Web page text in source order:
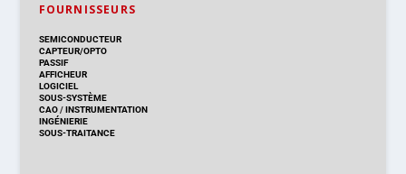
FOURNISSEURS
SEMICONDUCTEUR
CAPTEUR/OPTO
PASSIF
AFFICHEUR
LOGICIEL
SOUS-SYSTÈME
CAO/INSTRUMENTATION
INGÉNIERIE
SOUS-TRAITANCE